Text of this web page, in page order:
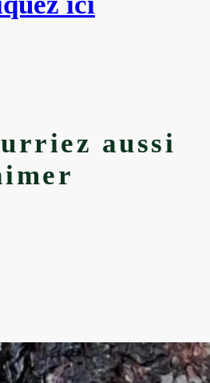
aussi